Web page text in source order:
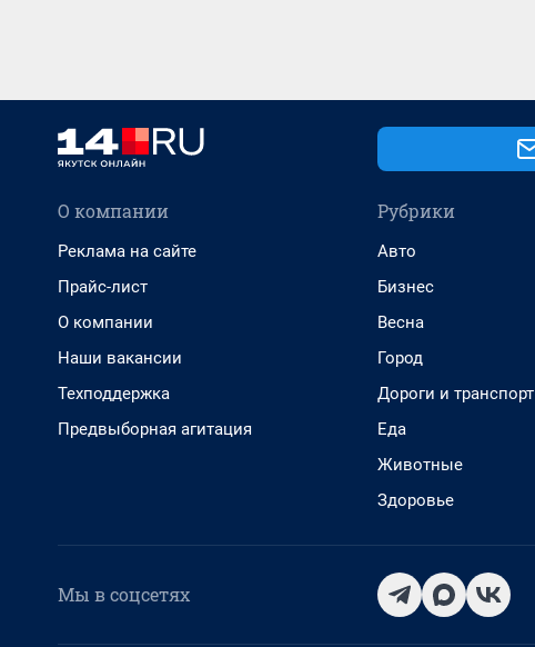
О компании
Реклама на сайте
Прайс-лист
О компании
Наши вакансии
Техподдержка
Предвыборная агитация
Рубрики
Авто
Бизнес
Весна
Город
Дороги и транспорт
Еда
Животные
Здоровье
Мы в соцсетях